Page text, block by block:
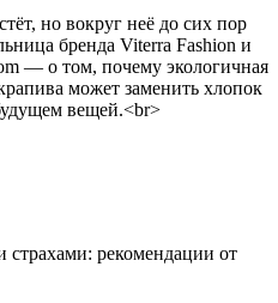
но вокруг неё до сих пор
бренда Viterra Fashion и
— о том, почему экологичная
может заменить хлопок
вещей.<br>
страхами: рекомендации от